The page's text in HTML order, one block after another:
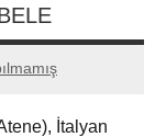
İtalyan